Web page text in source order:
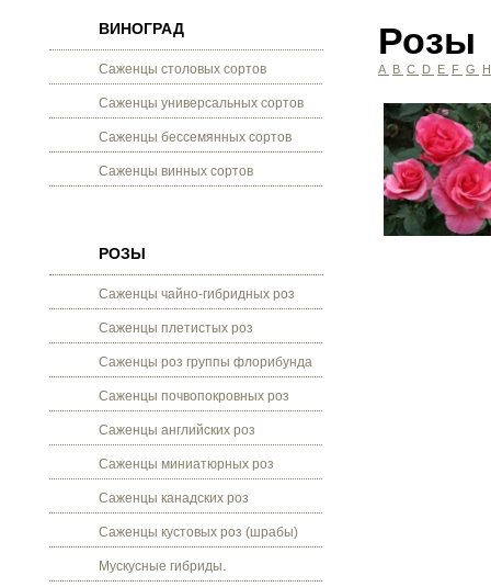
ВИНОГРАД
Саженцы столовых сортов
Саженцы универсальных сортов
Саженцы бессемянных сортов
Саженцы винных сортов
РОЗЫ
Саженцы чайно-гибридных роз
Саженцы плетистых роз
Саженцы роз группы флорибунда
Саженцы почвопокровных роз
Саженцы английских роз
Саженцы миниатюрных роз
Саженцы канадских роз
Саженцы кустовых роз (шрабы)
Мускусные гибриды.
Розы
A B C D E F G